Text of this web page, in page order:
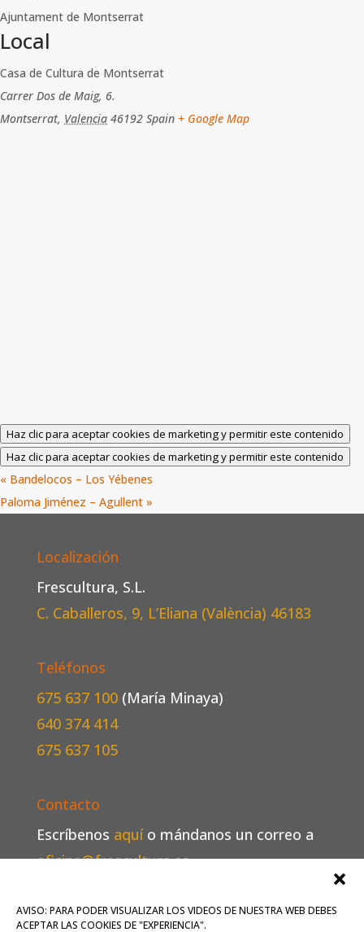
AVISO: PARA PODER VISUALIZAR LOS VIDEOS DE NUESTRA WEB DEBES
ACEPTAR LAS COOKIES DE "EXPERIENCIA".
Ajuntament de Montserrat
Local
Casa de Cultura de Montserrat
Carrer Dos de Maig, 6.
Montserrat, Valencia 46192 Spain + Google Map
Haz clic para aceptar cookies de marketing y permitir este contenido
Haz clic para aceptar cookies de marketing y permitir este contenido
« Bandelocos – Los Yébenes
Paloma Jiménez – Agullent »
Localización
Frescultura, S.L.
C. Caballeros, 9, L’Eliana (València) 46183
Teléfonos
675 637 100 (María Minaya)
640 374 414
675 637 105
Contacto
Escríbenos aquío mándanos un correo a
oficina@frescultura.es.